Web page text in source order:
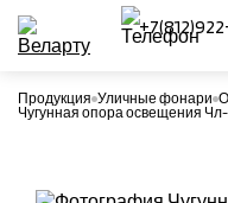
Продукция Уличные фонари
Чугунная опора освещения Чл-